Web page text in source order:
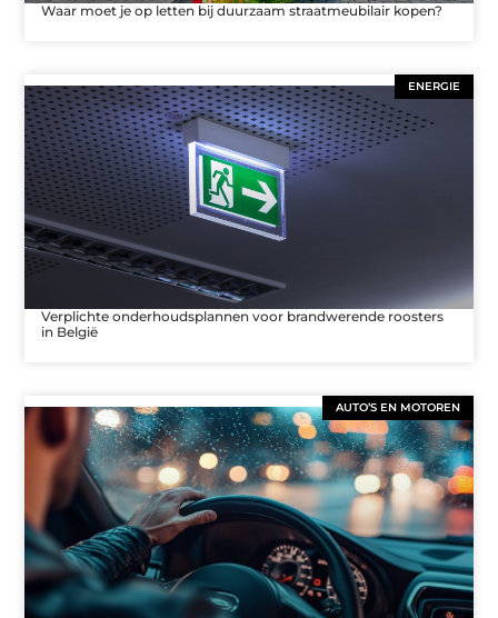
Waar moet je op letten bij duurzaam straatmeubilair kopen?
ENERGIE
Verplichte onderhoudsplannen voor brandwerende roosters
in België
AUTO’S EN MOTOREN